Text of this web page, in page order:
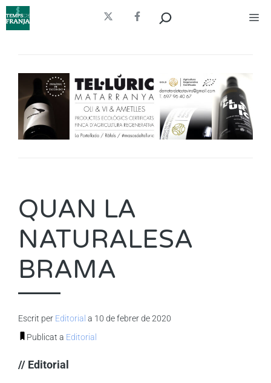
Vés
al
QUAN LA
NATURALESA
BRAMA
Escrit per Editorial a 10 de febrer de 2020
Publicat a Editorial
// Editorial